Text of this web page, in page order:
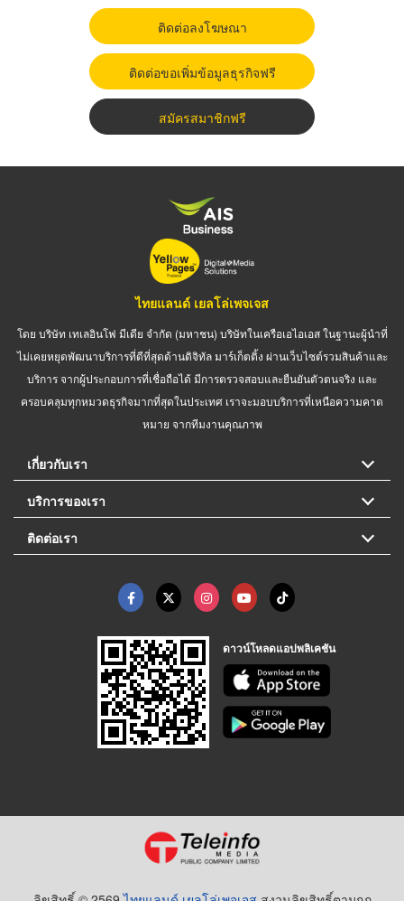
ติดต่อลงโฆษณา
ติดต่อขอเพิ่มข้อมูลธุรกิจฟรี
สมัครสมาชิกฟรี
ไทยแลนด์ เยลโล่เพจเจส
โดย บริษัท เทเลอินโฟ มีเดีย จำกัด (มหาชน) บริษัทในเครือเอไอเอส ในฐานะผู้นำที่
ไม่เคยหยุดพัฒนาบริการที่ดีที่สุดด้านดิจิทัล มาร์เก็ตติ้ง ผ่านเว็บไซต์รวมสินค้าและ
บริการ จากผู้ประกอบการที่เชื่อถือได้ มีการตรวจสอบและยืนยันตัวตนจริง และ
ครอบคลุมทุกหมวดธุรกิจมากที่สุดในประเทศ เราจะมอบบริการที่เหนือความคาด
หมาย จากทีมงานคุณภาพ
เกี่ยวกับเรา
บริการของเรา
ติดต่อเรา
ดาวน์โหลดแอปพลิเคชัน